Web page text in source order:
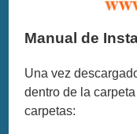
Manual de
Una vez
dentro de la
carpetas: